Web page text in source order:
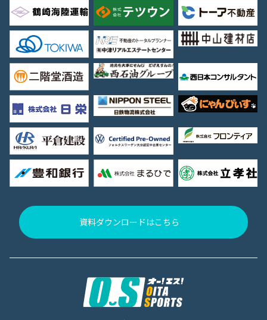
資料ダウンロードはこちら